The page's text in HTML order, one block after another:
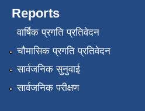
Reports
वार्षिक प्रगति प्रतिवेदन
चौमासिक प्रगति प्रतिवेदन
सार्वजनिक सुनुवाई
सार्वजनिक परीक्षण